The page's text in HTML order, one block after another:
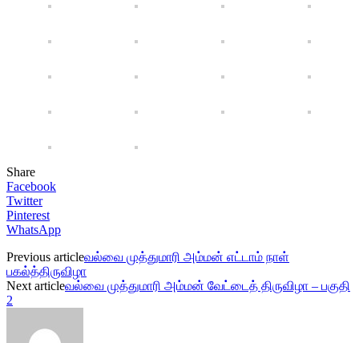
Share
Facebook
Twitter
Pinterest
WhatsApp
Previous articleவல்வை முத்துமாரி அம்மன் எட்டாம் நாள்
பகல்த்திருவிழா
Next articleவல்வை முத்துமாரி அம்மன் வேட்டைத் திருவிழா – பகுதி
2